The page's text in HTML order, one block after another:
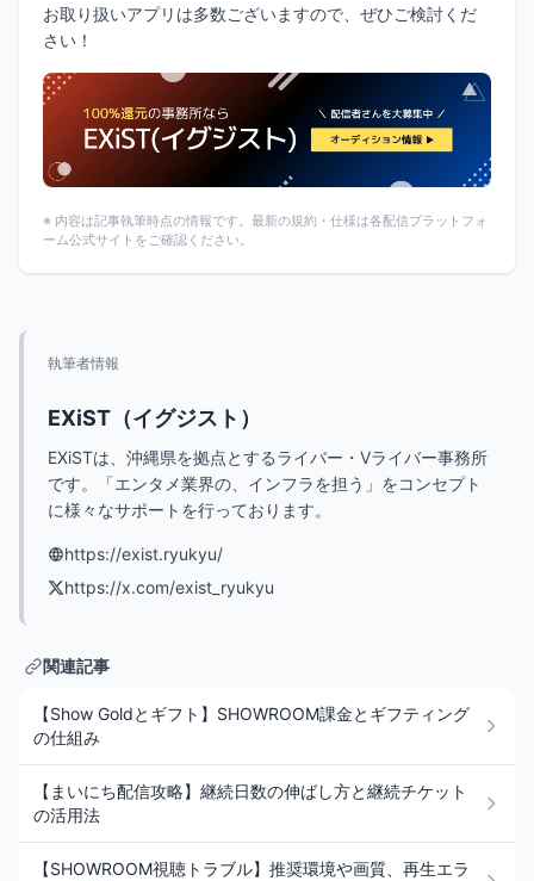
お取り扱いアプリは多数ございますので、ぜひご検討くだ
さい！
※ 内容は記事執筆時点の情報です。最新の規約・仕様は各配信プラットフォ
ーム公式サイトをご確認ください。
最新・人気の配信機材情報を
チェックしてみよう！
Amazonで見てみる
執筆者情報
EXiST（イグジスト）
EXiSTは、沖縄県を拠点とするライバー・Vライバー事務所
です。「エンタメ業界の、インフラを担う」をコンセプト
に様々なサポートを行っております。
https://exist.ryukyu/
https://x.com/exist_ryukyu
関連記事
【Show Goldとギフト】SHOWROOM課金とギフティング
の仕組み
【まいにち配信攻略】継続日数の伸ばし方と継続チケット
の活用法
【SHOWROOM視聴トラブル】推奨環境や画質、再生エラ